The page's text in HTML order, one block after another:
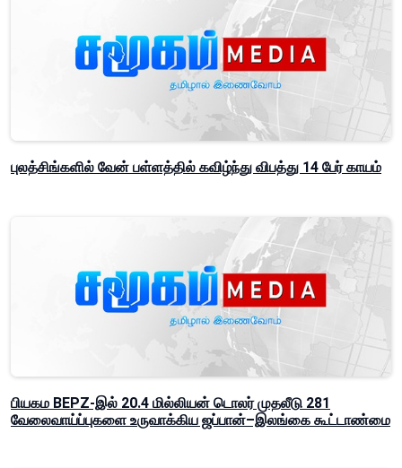
புலத்சிங்களில் வேன் பள்ளத்தில் கவிழ்ந்து விபத்து 14 பேர் காயம்
பியகம BEPZ-இல் 20.4 மில்லியன் டொலர் முதலீடு 281
வேலைவாய்ப்புகளை உருவாக்கிய ஜப்பான்–இலங்கை கூட்டாண்மை